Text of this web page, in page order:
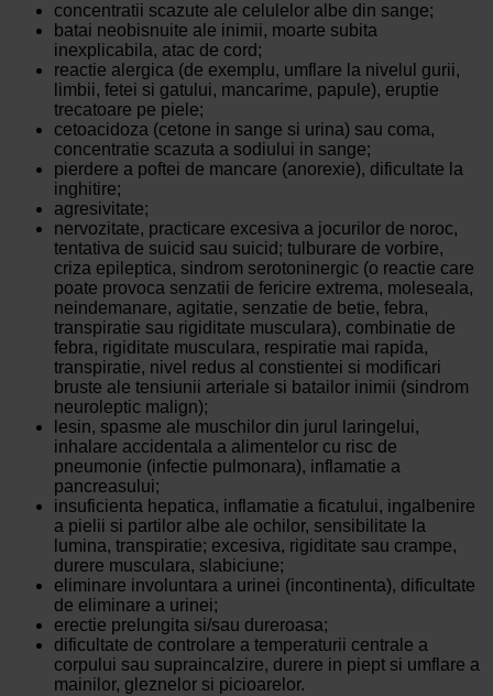
concentratii scazute ale celulelor albe din sange;
batai neobisnuite ale inimii, moarte subita
inexplicabila, atac de cord;
reactie alergica (de exemplu, umflare la nivelul gurii,
limbii, fetei si gatului, mancarime, papule), eruptie
trecatoare pe piele;
cetoacidoza (cetone in sange si urina) sau coma,
concentratie scazuta a sodiului in sange;
pierdere a poftei de mancare (anorexie), dificultate la
inghitire;
agresivitate;
nervozitate, practicare excesiva a jocurilor de noroc,
tentativa de suicid sau suicid; tulburare de vorbire,
criza epileptica, sindrom serotoninergic (o reactie care
poate provoca senzatii de fericire extrema, moleseala,
neindemanare, agitatie, senzatie de betie, febra,
transpiratie sau rigiditate musculara), combinatie de
febra, rigiditate musculara, respiratie mai rapida,
transpiratie, nivel redus al constientei si modificari
bruste ale tensiunii arteriale si batailor inimii (sindrom
neuroleptic malign);
lesin, spasme ale muschilor din jurul laringelui,
inhalare accidentala a alimentelor cu risc de
pneumonie (infectie pulmonara), inflamatie a
pancreasului;
insuficienta hepatica, inflamatie a ficatului, ingalbenire
a pielii si partilor albe ale ochilor, sensibilitate la
lumina, transpiratie; excesiva, rigiditate sau crampe,
durere musculara, slabiciune;
eliminare involuntara a urinei (incontinenta), dificultate
de eliminare a urinei;
erectie prelungita si/sau dureroasa;
dificultate de controlare a temperaturii centrale a
corpului sau supraincalzire, durere in piept si umflare a
mainilor, gleznelor si picioarelor.